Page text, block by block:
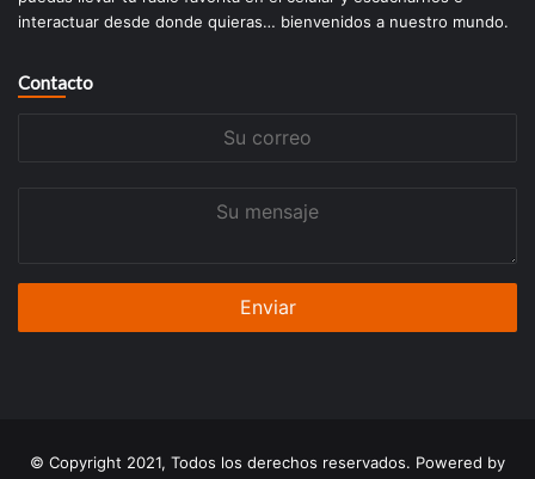
interactuar desde donde quieras… bienvenidos a nuestro mundo.
Contacto
© Copyright 2021, Todos los derechos reservados. Powered by